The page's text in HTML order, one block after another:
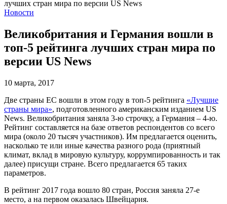
Новости
Великобритания и Германия вошли в
топ-5 рейтинга лучших стран мира по
версии US News
10 марта, 2017
Две страны ЕС вошли в этом году в топ-5 рейтинга «Лучшие
страны мира», подготовленного американским изданием US
News. Великобритания заняла 3-ю строчку, а Германия – 4-ю.
Рейтинг составляется на базе ответов респондентов со всего
мира (около 20 тысяч участников). Им предлагается оценить,
насколько те или иные качества разного рода (приятный
климат, вклад в мировую культуру, коррумпированность и так
далее) присущи стране. Всего предлагается 65 таких
параметров.
В рейтинг 2017 года вошло 80 стран, Россия заняла 27-е
место, а на первом оказалась Швейцария.